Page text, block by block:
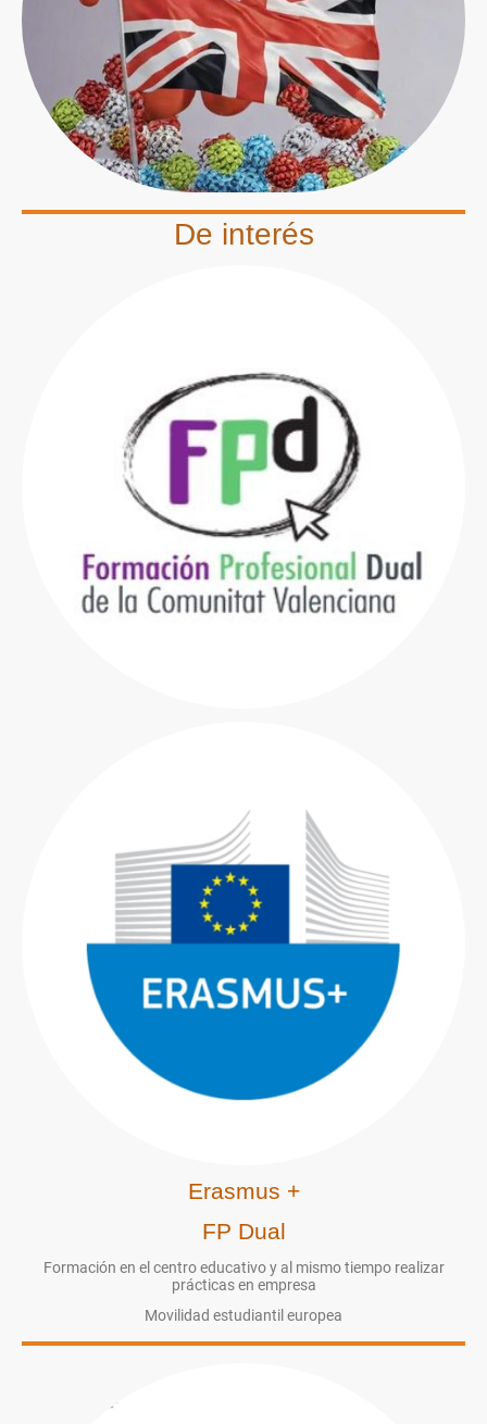
De interés
Erasmus +
FP Dual
Formación en el centro educativo y al mismo tiempo realizar
prácticas en empresa
Movilidad estudiantil europea